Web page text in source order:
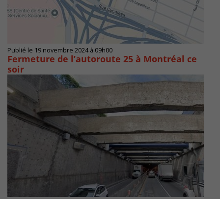
Publié le 19 novembre 2024 à 09h00
Fermeture de l’autoroute 25 à Montréal ce
soir